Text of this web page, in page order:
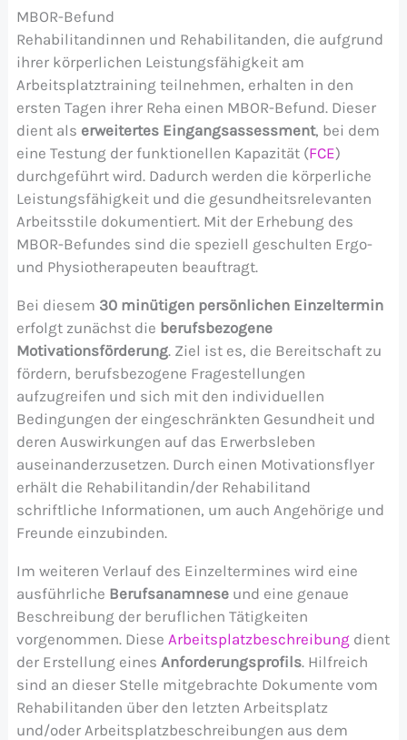
MBOR-Befund
Rehabilitandinnen und Rehabilitanden, die aufgrund
ihrer körperlichen Leistungsfähigkeit am
Arbeitsplatztraining teilnehmen, erhalten in den
ersten Tagen ihrer Reha einen MBOR-Befund. Dieser
dient als erweitertes Eingangsassessment, bei dem
eine Testung der funktionellen Kapazität (FCE)
durchgeführt wird. Dadurch werden die körperliche
Leistungsfähigkeit und die gesundheitsrelevanten
Arbeitsstile dokumentiert. Mit der Erhebung des
MBOR-Befundes sind die speziell geschulten Ergo-
und Physiotherapeuten beauftragt.
Bei diesem 30 minütigen persönlichen Einzeltermin
erfolgt zunächst die berufsbezogene
Motivationsförderung. Ziel ist es, die Bereitschaft zu
fördern, berufsbezogene Fragestellungen
aufzugreifen und sich mit den individuellen
Bedingungen der eingeschränkten Gesundheit und
deren Auswirkungen auf das Erwerbsleben
auseinanderzusetzen. Durch einen Motivationsflyer
erhält die Rehabilitandin/der Rehabilitand
schriftliche Informationen, um auch Angehörige und
Freunde einzubinden.
Im weiteren Verlauf des Einzeltermines wird eine
ausführliche Berufsanamnese und eine genaue
Beschreibung der beruflichen Tätigkeiten
vorgenommen. Diese Arbeitsplatzbeschreibungdient
der Erstellung eines Anforderungsprofils. Hilfreich
sind an dieser Stelle mitgebrachte Dokumente vom
Rehabilitanden über den letzten Arbeitsplatz
und/oder Arbeitsplatzbeschreibungen aus dem